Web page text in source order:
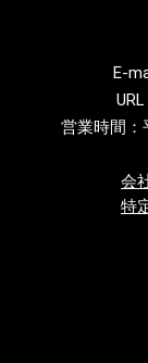
E-
営業時間：
会
特